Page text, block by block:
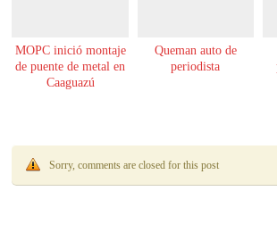
MOPC inició montaje
de puente de metal en
Caaguazú
Queman auto de
periodista
Sorry, comments are closed for this post